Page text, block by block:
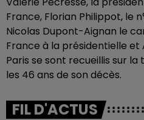
France, Florian Philippot, le
Nicolas Dupont-Aignan le
France à la présidentielle et
Paris se sont recueillis sur
les 46 ans de son décès.
FIL D'ACTUS